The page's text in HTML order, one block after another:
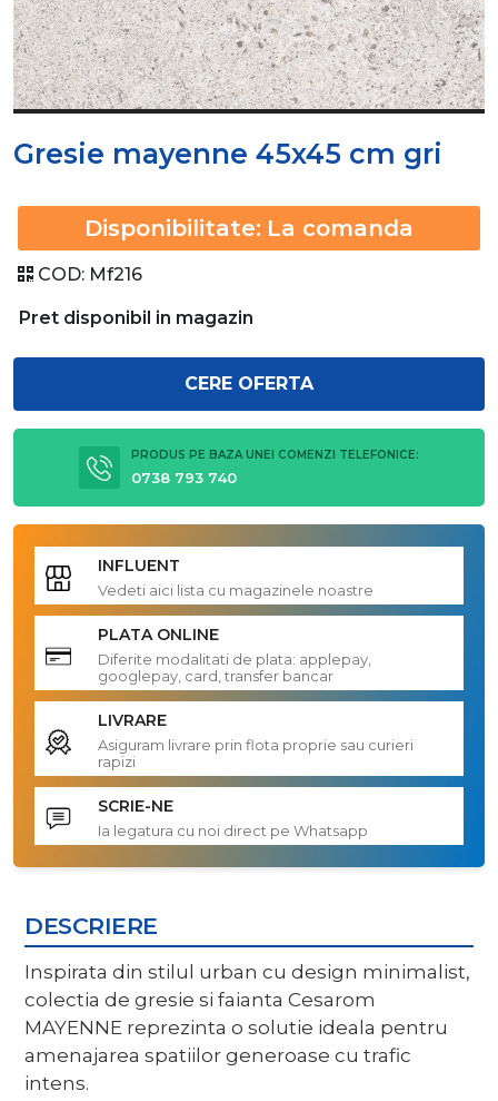
Gresie mayenne 45x45 cm gri
Disponibilitate: La comanda
COD: Mf216
Pret disponibil in magazin
CERE OFERTA
PRODUS PE BAZA UNEI COMENZI TELEFONICE:
0738 793 740
INFLUENT
Vedeti aici lista cu magazinele noastre
PLATA ONLINE
Diferite modalitati de plata: applepay,
googlepay, card, transfer bancar
LIVRARE
Asiguram livrare prin flota proprie sau curieri
rapizi
SCRIE-NE
Ia legatura cu noi direct pe Whatsapp
DESCRIERE
Inspirata din stilul urban cu design minimalist,
colectia de gresie si faianta Cesarom
MAYENNE reprezinta o solutie ideala pentru
amenajarea spatiilor generoase cu trafic
intens.